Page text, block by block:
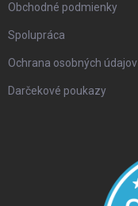
Obchodné podmienky
Spolupráca
Ochrana osobných údajov
Darčekové poukazy